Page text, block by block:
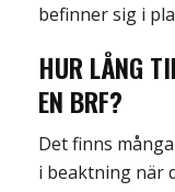
befinner sig i
HUR LÅNG
EN BRF?
Det finns
i beaktning när